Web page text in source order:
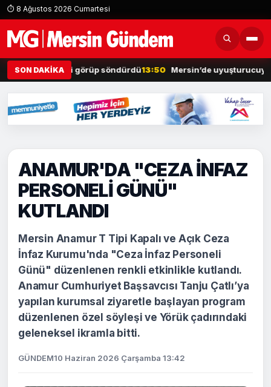
⏱ 8 Ağustos 2026 Cumartesi
SON DAKİKA
otomobili görüp söndürdü13:50 Mersin’de uyuşturucuya
ANAMUR'DA "CEZA İNFAZ
PERSONELİ GÜNÜ"
KUTLANDI
Mersin Anamur T Tipi Kapalı ve Açık Ceza
İnfaz Kurumu'nda "Ceza İnfaz Personeli
Günü" düzenlenen renkli etkinlikle kutlandı.
Anamur Cumhuriyet Başsavcısı Tanju Çatlı’ya
yapılan kurumsal ziyaretle başlayan program
düzenlenen özel söyleşi ve Yörük çadırındaki
geleneksel ikramla bitti.
GÜNDEM10 Haziran 2026 Çarşamba 13:42